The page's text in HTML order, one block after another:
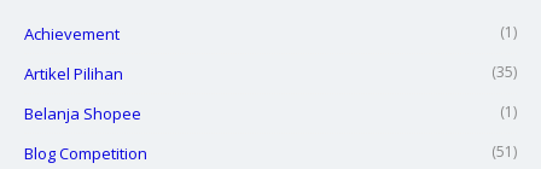
Achievement (1)
Artikel Pilihan (35)
Belanja Shopee (1)
Blog Competition (51)